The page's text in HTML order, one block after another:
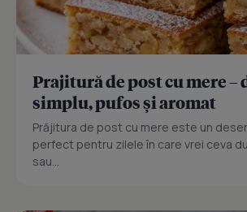
Prajitură de post cu mere –
simplu, pufos și aromat
Prăjitura de post cu mere este un
perfect pentru zilele în care vrei ceva
sau...